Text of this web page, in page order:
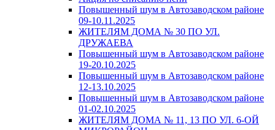
Повышенный шум в Автозаводском районе
09-10.11.2025
ЖИТЕЛЯМ ДОМА № 30 ПО УЛ.
ДРУЖАЕВА
Повышенный шум в Автозаводском районе
19-20.10.2025
Повышенный шум в Автозаводском районе
12-13.10.2025
Повышенный шум в Автозаводском районе
01-02.10.2025
ЖИТЕЛЯМ ДОМА № 11, 13 ПО УЛ. 6-ОЙ